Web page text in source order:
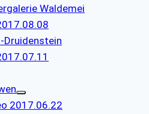
Waldemei
2017.06.22